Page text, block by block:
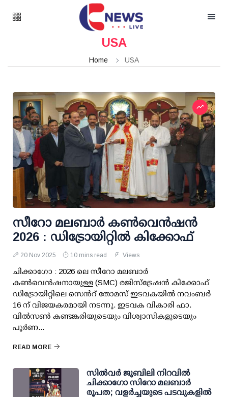
USA
Home USA
സീറോ മലബാർ കൺവെൻഷൻ
2026 : ഡിട്രോയിറ്റിൽ കിക്കോഫ്
20 Nov 2025 10 mins read Views
ചിക്കാഗോ : 2026 ലെ സീറോ മലബാർ
കൺവെൻഷനായുള്ള (SMC) രജിസ്ട്രേഷൻ കിക്കോഫ്
ഡിട്രോയിറ്റിലെ സെൻറ് തോമസ് ഇടവകയിൽ നവംബർ
16 ന് വിജയകരമായി നടന്നു. ഇടവക വികാരി ഫാ.
വിൽസൺ കണ്ടങ്കരിയുടെയും വിശ്വാസികളുടെയും
പൂർണ...
READ MORE
സില്‍വര്‍ ജൂബിലി നിറവില്‍
ചിക്കാഗോ സിറോ മലബാര്‍
രൂപത; വളര്‍ച്ചയുടെ പടവുകളില്‍